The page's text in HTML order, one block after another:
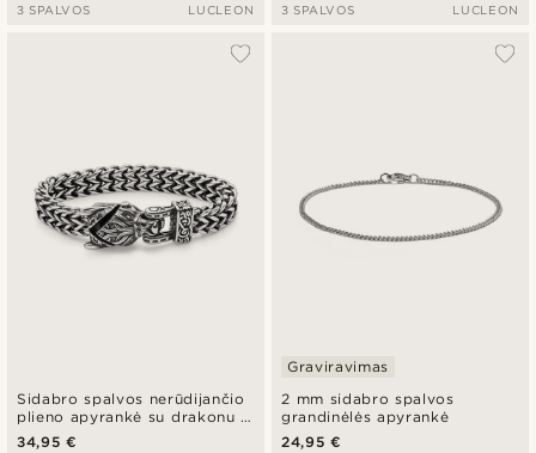
3 SPALVOS LUCLEON 3 SPALVOS LUCLEON
Sidabro spalvos nerūdijančio
plieno apyrankė su drakonu ir
uodegos grandinėle
34,95 €
2 mm sidabro spalvos
grandinėlės apyrankė
Graviravimas
24,95 €